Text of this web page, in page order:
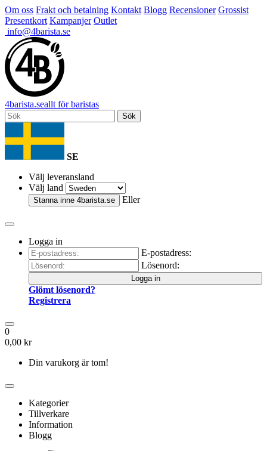
Om oss Frakt och betalning Kontakt Blogg Recensioner Grossist
Presentkort Kampanjer Outlet
info@4barista.se
4barista.seallt för baristas
Sök
SE
Välj leveransland
Välj land
Stanna inne 4barista.se Eller
Logga in
E-postadress:
Lösenord:
Logga in
Glömt lösenord?
Registrera
0
0,00 kr
Din varukorg är tom!
Kategorier
Tillverkare
Information
Blogg